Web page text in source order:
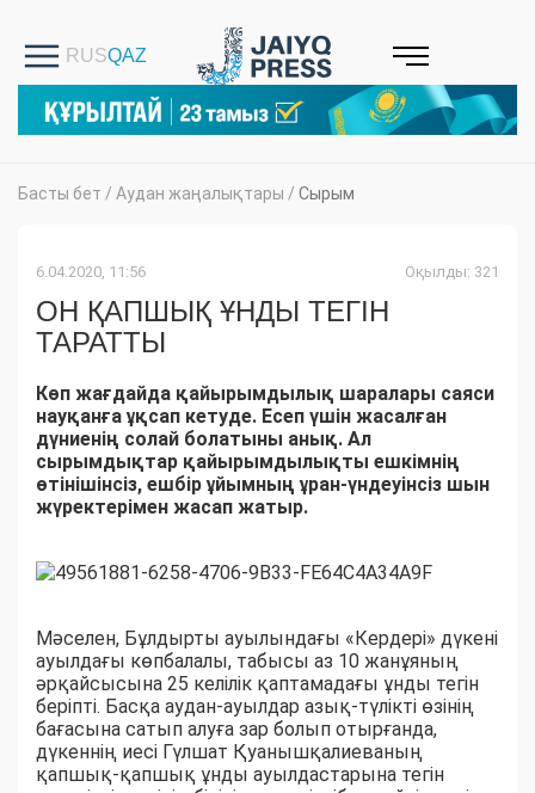
Басты бет / Аудан жаңалықтары / Сырым
6.04.2020, 11:56 Оқылды: 321
ОН ҚАПШЫҚ ҰНДЫ ТЕГІН
ТАРАТТЫ
Көп жағдайда қайырымдылық шаралары саяси
науқанға ұқсап кетуде. Есеп үшін жасалған
дүниенің солай болатыны анық. Ал
сырымдықтар қайырымдылықты ешкімнің
өтінішінсіз, ешбір ұйымның ұран-үндеуінсіз шын
жүректерімен жасап жатыр.
Мәселен, Бұлдырты ауылындағы «Кердері» дүкені
ауылдағы көпбалалы, табысы аз 10 жанұяның
әрқайсысына 25 келілік қаптамадағы ұнды тегін
беріпті. Басқа аудан-ауылдар азық-түлікті өзінің
бағасына сатып алуға зар болып отырғанда,
дүкеннің иесі Гүлшат Қуанышқалиеваның
қапшық-қапшық ұнды ауылдастарына тегін